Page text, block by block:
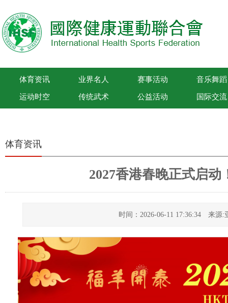
体育资讯 业界名人 赛事活动 音乐舞蹈
运动时空 传统武术 公益活动 国际交流
体育资讯
2027香港春晚正式启
时间：2026-06-11 17:36:34 来源